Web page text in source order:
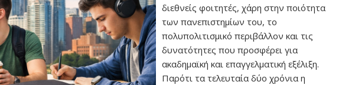
διεθνείς φοιτητές, χάρη στην ποιότητα
των πανεπιστημίων του, το
πολυπολιτισμικό περιβάλλον και τις
δυνατότητες που προσφέρει για
ακαδημαϊκή και επαγγελματική εξέλιξη.
Παρότι τα τελευταία δύο χρόνια η